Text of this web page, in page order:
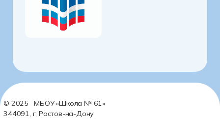
© 2025 МБОУ «Школа № 61»
344091, г. Ростов-на-Дону